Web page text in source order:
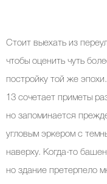
Стоит выехать из
чтобы оценить чуть
постройку той же эпохи.
13 сочетает приметы
но запоминается
угловым эркером с
наверху. Когда-то
но здание претерпело